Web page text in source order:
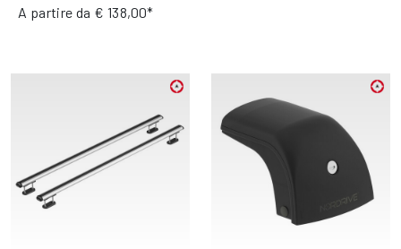
A partire da € 138,00*